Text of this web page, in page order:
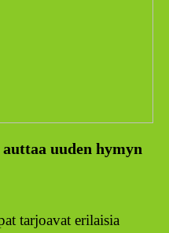
uuden hymyn
tarjoavat erilaisia